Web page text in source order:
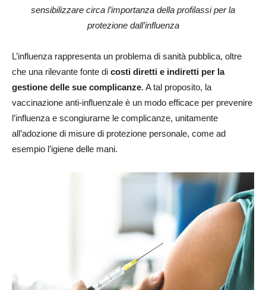
sensibilizzare circa l’importanza della profilassi per la
protezione dall’influenza
L’influenza rappresenta un problema di sanità pubblica, oltre
che una rilevante fonte di costi diretti e indiretti per la
gestione delle sue complicanze. A tal proposito, la
vaccinazione anti-influenzale è un modo efficace per prevenire
l’influenza e scongiurarne le complicanze, unitamente
all’adozione di misure di protezione personale, come ad
esempio l’igiene delle mani.